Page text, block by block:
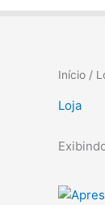
Início /
Loja